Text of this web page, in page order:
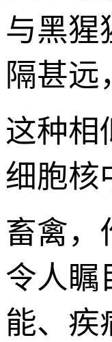
与黑猩
隔甚远
这种相
细胞核
畜禽，
令人瞩
能、疾